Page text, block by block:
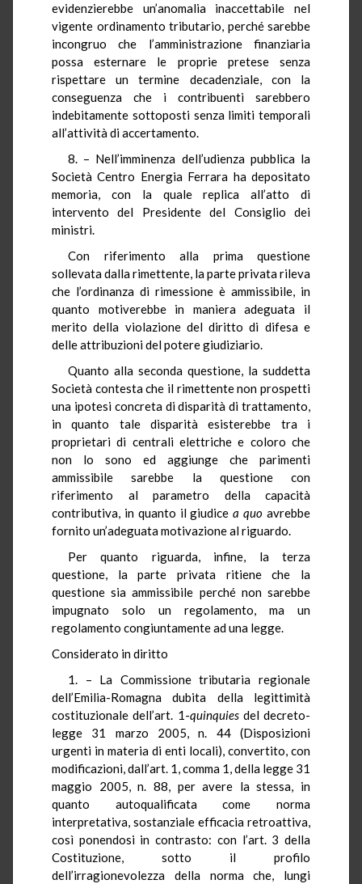
evidenzierebbe un’anomalia inaccettabile nel
vigente ordinamento tributario, perché sarebbe
incongruo che l’amministrazione finanziaria
possa esternare le proprie pretese senza
rispettare un termine decadenziale, con la
conseguenza che i contribuenti sarebbero
indebitamente sottoposti senza limiti temporali
all’attività di accertamento.
8. – Nell’imminenza dell’udienza pubblica la
Società Centro Energia Ferrara ha depositato
memoria, con la quale replica all’atto di
intervento del Presidente del Consiglio dei
ministri.
Con riferimento alla prima questione
sollevata dalla rimettente, la parte privata rileva
che l’ordinanza di rimessione è ammissibile, in
quanto motiverebbe in maniera adeguata il
merito della violazione del diritto di difesa e
delle attribuzioni del potere giudiziario.
Quanto alla seconda questione, la suddetta
Società contesta che il rimettente non prospetti
una ipotesi concreta di disparità di trattamento,
in quanto tale disparità esisterebbe tra i
proprietari di centrali elettriche e coloro che
non lo sono ed aggiunge che parimenti
ammissibile sarebbe la questione con
riferimento al parametro della capacità
contributiva, in quanto il giudicea quoavrebbe
fornito un’adeguata motivazione al riguardo.
Per quanto riguarda, infine, la terza
questione, la parte privata ritiene che la
questione sia ammissibile perché non sarebbe
impugnato solo un regolamento, ma un
regolamento congiuntamente ad una legge.
Considerato in diritto
1. – La Commissione tributaria regionale
dell’Emilia-Romagna dubita della legittimità
costituzionale dell’art. 1-quinquiesdel decreto-
legge 31 marzo 2005, n. 44 (Disposizioni
urgenti in materia di enti locali), convertito, con
modificazioni, dall’art. 1, comma 1, della legge 31
maggio 2005, n. 88, per avere la stessa, in
quanto autoqualificata come norma
interpretativa, sostanziale efficacia retroattiva,
così ponendosi in contrasto: con l’art. 3 della
Costituzione, sotto il profilo
dell’irragionevolezza della norma che, lungi